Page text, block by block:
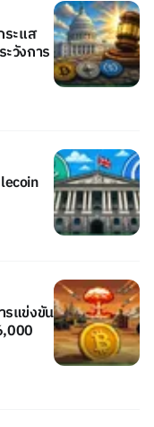
ะแส
วังการ
รแข่งขัน